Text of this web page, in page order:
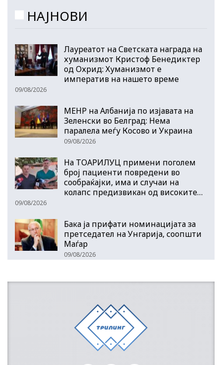
НАЈНОВИ
Лауреатот на Светската награда на
хуманизмот Кристоф Бенедиктер
од Охрид: Хуманизмот е
императив на нашето време
09/08/2026
МЕНР на Албанија по изјавата на
Зеленски во Белград: Нема
паралела меѓу Косово и Украина
09/08/2026
На ТОАРИЛУЦ примени поголем
број пациенти повредени во
сообраќајки, има и случаи на
колапс предизвикан од високите…
09/08/2026
Бака ја прифати номинацијата за
претседател на Унгарија, соопшти
Маѓар
09/08/2026